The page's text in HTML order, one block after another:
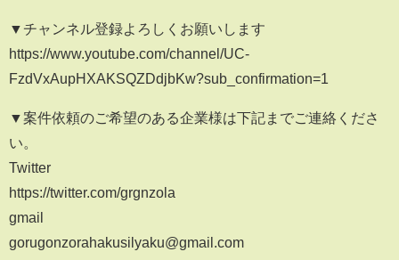
▼チャンネル登録よろしくお願いします
https://www.youtube.com/channel/UC-
FzdVxAupHXAKSQZDdjbKw?sub_confirmation=1
▼案件依頼のご希望のある企業様は下記までご連絡くださ
い。
Twitter
https://twitter.com/grgnzola
gmail
gorugonzorahakusilyaku@gmail.com